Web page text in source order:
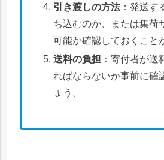
引き渡しの方法：発送す
ち込むのか、または集荷
可能か確認しておくこと
送料の負担 ：寄付者が送
ればならないか事前に確
ょう。